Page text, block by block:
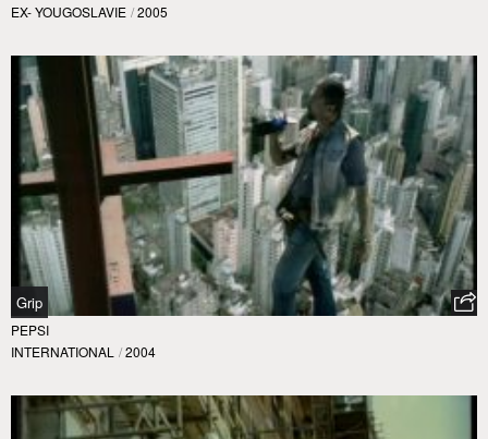
EX- YOUGOSLAVIE / 2005
Grip
PEPSI
INTERNATIONAL / 2004